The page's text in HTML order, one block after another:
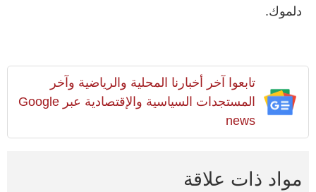
دلموك.
تابعوا آخر أخبارنا المحلية والرياضية وآخر
المستجدات السياسية والإقتصادية عبر Google
news
مواد ذات علاقة